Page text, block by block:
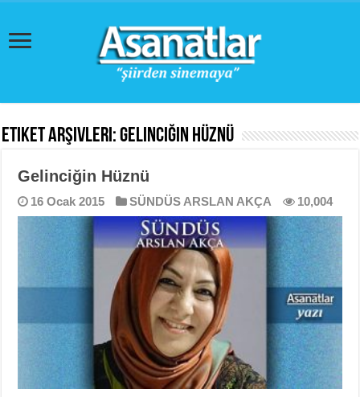
Etiket Arşivleri:Gelinciğin Hüznü
Gelinciğin Hüznü
16 Ocak 2015 SÜNDÜS ARSLAN AKÇA 10,004